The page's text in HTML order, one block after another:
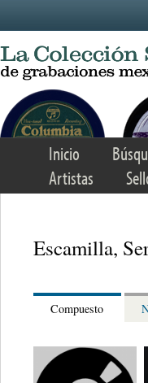
Inicio
Artistas
Escamilla,
Compuesto